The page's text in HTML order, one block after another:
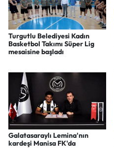
Turgutlu Belediyesi Kadın
Basketbol Takımı Süper Lig
mesaisine başladı
Galatasaraylı Lemina'nın
kardeşi Manisa FK'da